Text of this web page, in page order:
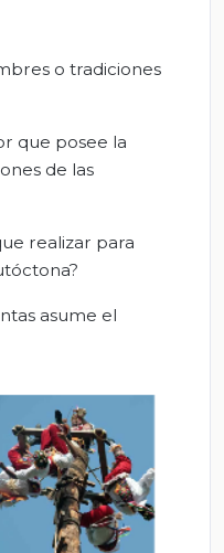
o tradiciones
que posee la
de las
realizar para
asume el